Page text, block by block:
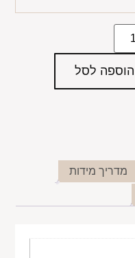
הוספה לסל
מדריך מידות